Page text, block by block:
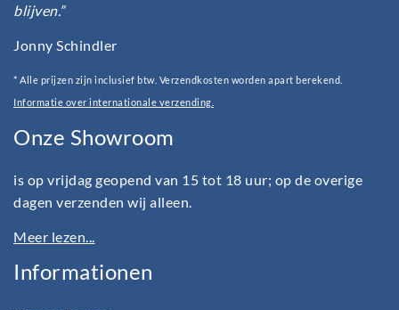
blijven.”
Jonny Schindler
* Alle prijzen zijn inclusief btw. Verzendkosten worden apart berekend.
Informatie over internationale verzending.
Onze Showroom
is op vrijdag geopend van 15 tot 18 uur; op de overige
dagen verzenden wij alleen.
Meer lezen...
Informationen